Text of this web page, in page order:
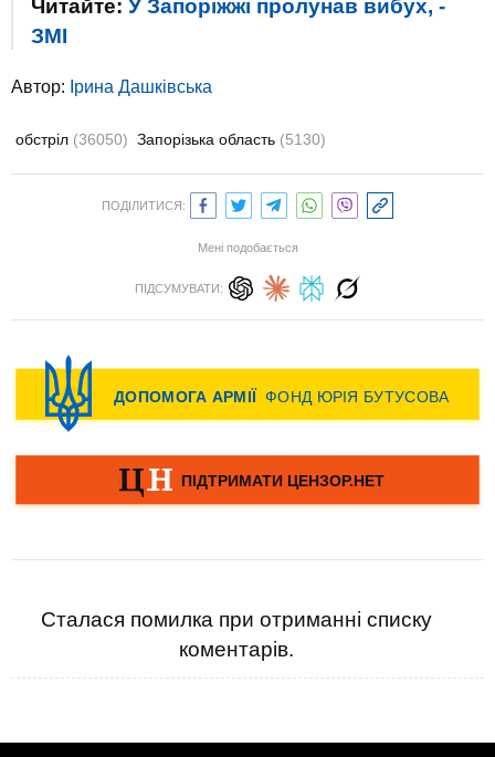
Читайте: У Запоріжжі пролунав вибух, -
ЗМІ
Автор: Ірина Дашківська
обстріл (36050) Запорізька область (5130)
ПОДІЛИТИСЯ:
Мені подобається
ПІДСУМУВАТИ:
Сталася помилка при отриманні списку
коментарів.